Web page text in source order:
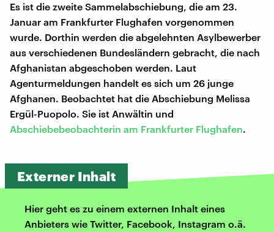
Es ist die zweite Sammelabschiebung, die am 23.
Januar am Frankfurter Flughafen vorgenommen
wurde. Dorthin werden die abgelehnten Asylbewerber
aus verschiedenen Bundesländern gebracht, die nach
Afghanistan abgeschoben werden. Laut
Agenturmeldungen handelt es sich um 26 junge
Afghanen. Beobachtet hat die Abschiebung Melissa
Ergül-Puopolo. Sie ist Anwältin und
Abschiebebeobachterin am Frankfurter Flughafen.
Externer Inhalt
Hier geht es zu einem externen Inhalt eines
Anbieters wie Twitter, Facebook, Instagram o.ä.